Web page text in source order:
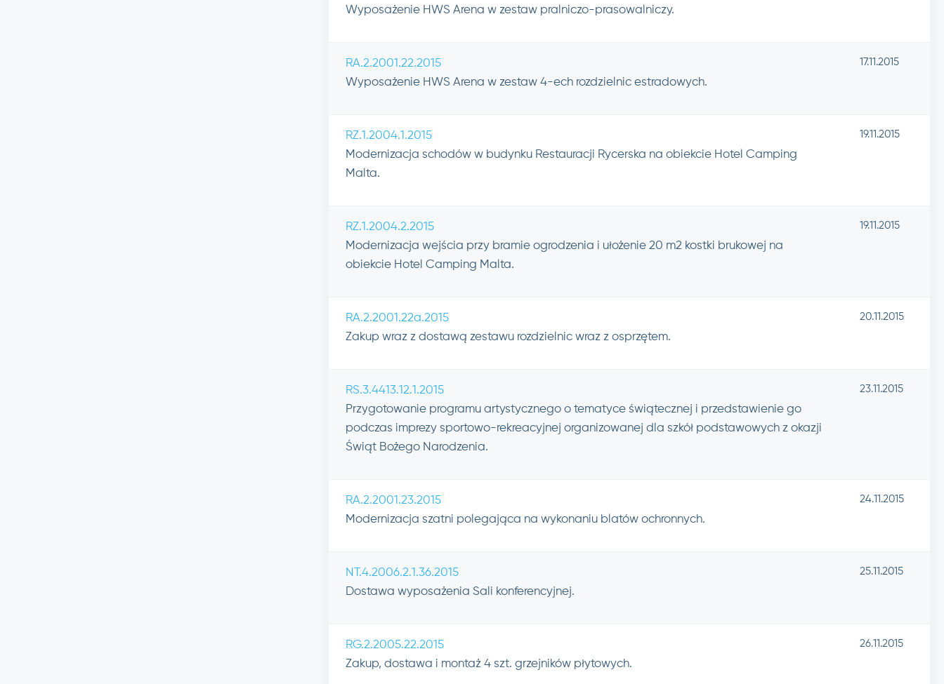
Wyposażenie HWS Arena w zestaw pralniczo-prasowalniczy.
RA.2.2001.22.2015
Wyposażenie HWS Arena w zestaw 4-ech rozdzielnic estradowych.
17.11.2015
RZ.1.2004.1.2015
Modernizacja schodów w budynku Restauracji Rycerska na obiekcie Hotel Camping
Malta.
19.11.2015
RZ.1.2004.2.2015
Modernizacja wejścia przy bramie ogrodzenia i ułożenie 20 m2 kostki brukowej na
obiekcie Hotel Camping Malta.
19.11.2015
RA.2.2001.22a.2015
Zakup wraz z dostawą zestawu rozdzielnic wraz z osprzętem.
20.11.2015
RS.3.4413.12.1.2015
Przygotowanie programu artystycznego o tematyce świątecznej i przedstawienie go
podczas imprezy sportowo-rekreacyjnej organizowanej dla szkół podstawowych z okazji
Świąt Bożego Narodzenia.
23.11.2015
RA.2.2001.23.2015
Modernizacja szatni polegająca na wykonaniu blatów ochronnych.
24.11.2015
NT.4.2006.2.1.36.2015
Dostawa wyposażenia Sali konferencyjnej.
25.11.2015
RG.2.2005.22.2015
Zakup, dostawa i montaż 4 szt. grzejników płytowych.
26.11.2015